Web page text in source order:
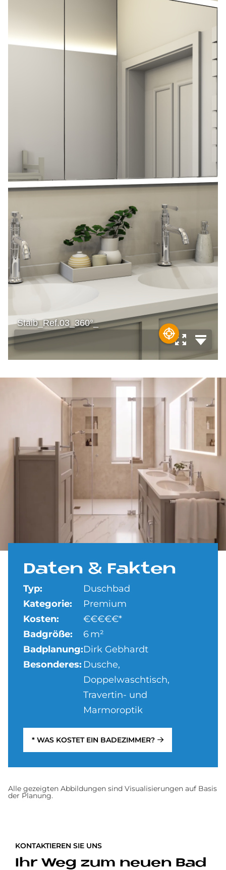
Da­ten & Fak­ten
Typ:
Duschbad
Kategorie:
Premium
Kosten:
€€€€€*
Badgröße:
6 m²
Badplanung:Dirk Gebhardt
Besonderes: Dusche,
Doppelwaschtisch,
Travertin- und
Marmoroptik
* WAS KOSTET EIN BADEZIMMER?
Alle gezeigten Abbildungen sind Visualisierungen auf Basis
der Planung.
KONTAKTIEREN SIE UNS
Ihr Weg zum neuen Bad